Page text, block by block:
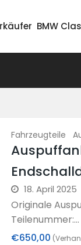
BMW
Fahrzeugteile
18. April 2025
Originale
Teilenummer:...
€650,00